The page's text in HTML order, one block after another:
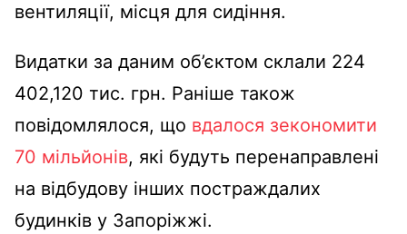
вентиляції, місця для сидіння.
Видатки за даним об’єктом склали 224
402,120 тис. грн. Раніше також
повідомлялося, що вдалося зекономити
70 мільйонів, які будуть перенаправлені
на відбудову інших постраждалих
будинків у Запоріжжі.